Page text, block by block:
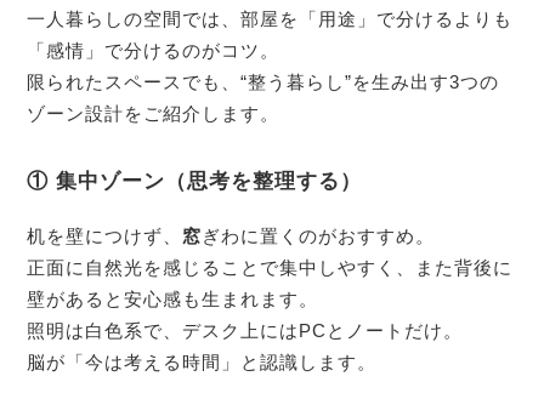
一人暮らしの空間では、部屋を「用途」で分けるよりも
「感情」で分けるのがコツ。
限られたスペースでも、“整う暮らし”を生み出す3つの
ゾーン設計をご紹介します。
① 集中ゾーン（思考を整理する）
机を壁につけず、 窓ぎわに置くのがおすすめ。
正面に自然光を感じることで集中しやすく、また背後に
壁があると安心感も生まれます。
照明は白色系で、デスク上にはPCとノートだけ。
脳が「今は考える時間」と認識します。